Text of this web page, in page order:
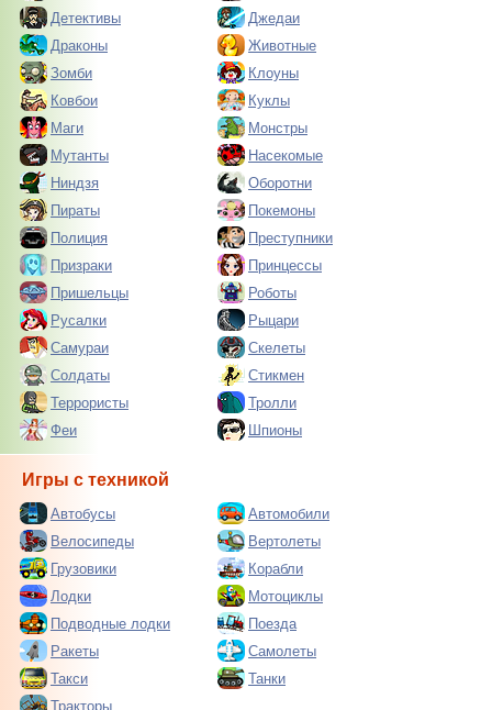
Детективы
Джедаи
Драконы
Животные
Зомби
Клоуны
Ковбои
Куклы
Маги
Монстры
Мутанты
Насекомые
Ниндзя
Оборотни
Пираты
Покемоны
Полиция
Преступники
Призраки
Принцессы
Пришельцы
Роботы
Русалки
Рыцари
Самураи
Скелеты
Солдаты
Стикмен
Террористы
Тролли
Феи
Шпионы
Игры с техникой
Автобусы
Автомобили
Велосипеды
Вертолеты
Грузовики
Корабли
Лодки
Мотоциклы
Подводные лодки
Поезда
Ракеты
Самолеты
Такси
Танки
Тракторы